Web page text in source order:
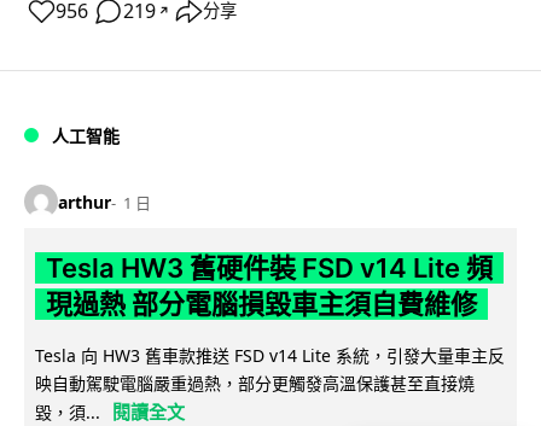
956 219 ↗ 分享
人工智能
arthur 1 日
Tesla HW3 舊硬件裝 FSD v14 Lite 頻
現過熱 部分電腦損毀車主須自費維修
Tesla 向 HW3 舊車款推送 FSD v14 Lite 系統，引發大量車主反
映自動駕駛電腦嚴重過熱，部分更觸發高溫保護甚至直接燒
毀，須...
閱讀全文